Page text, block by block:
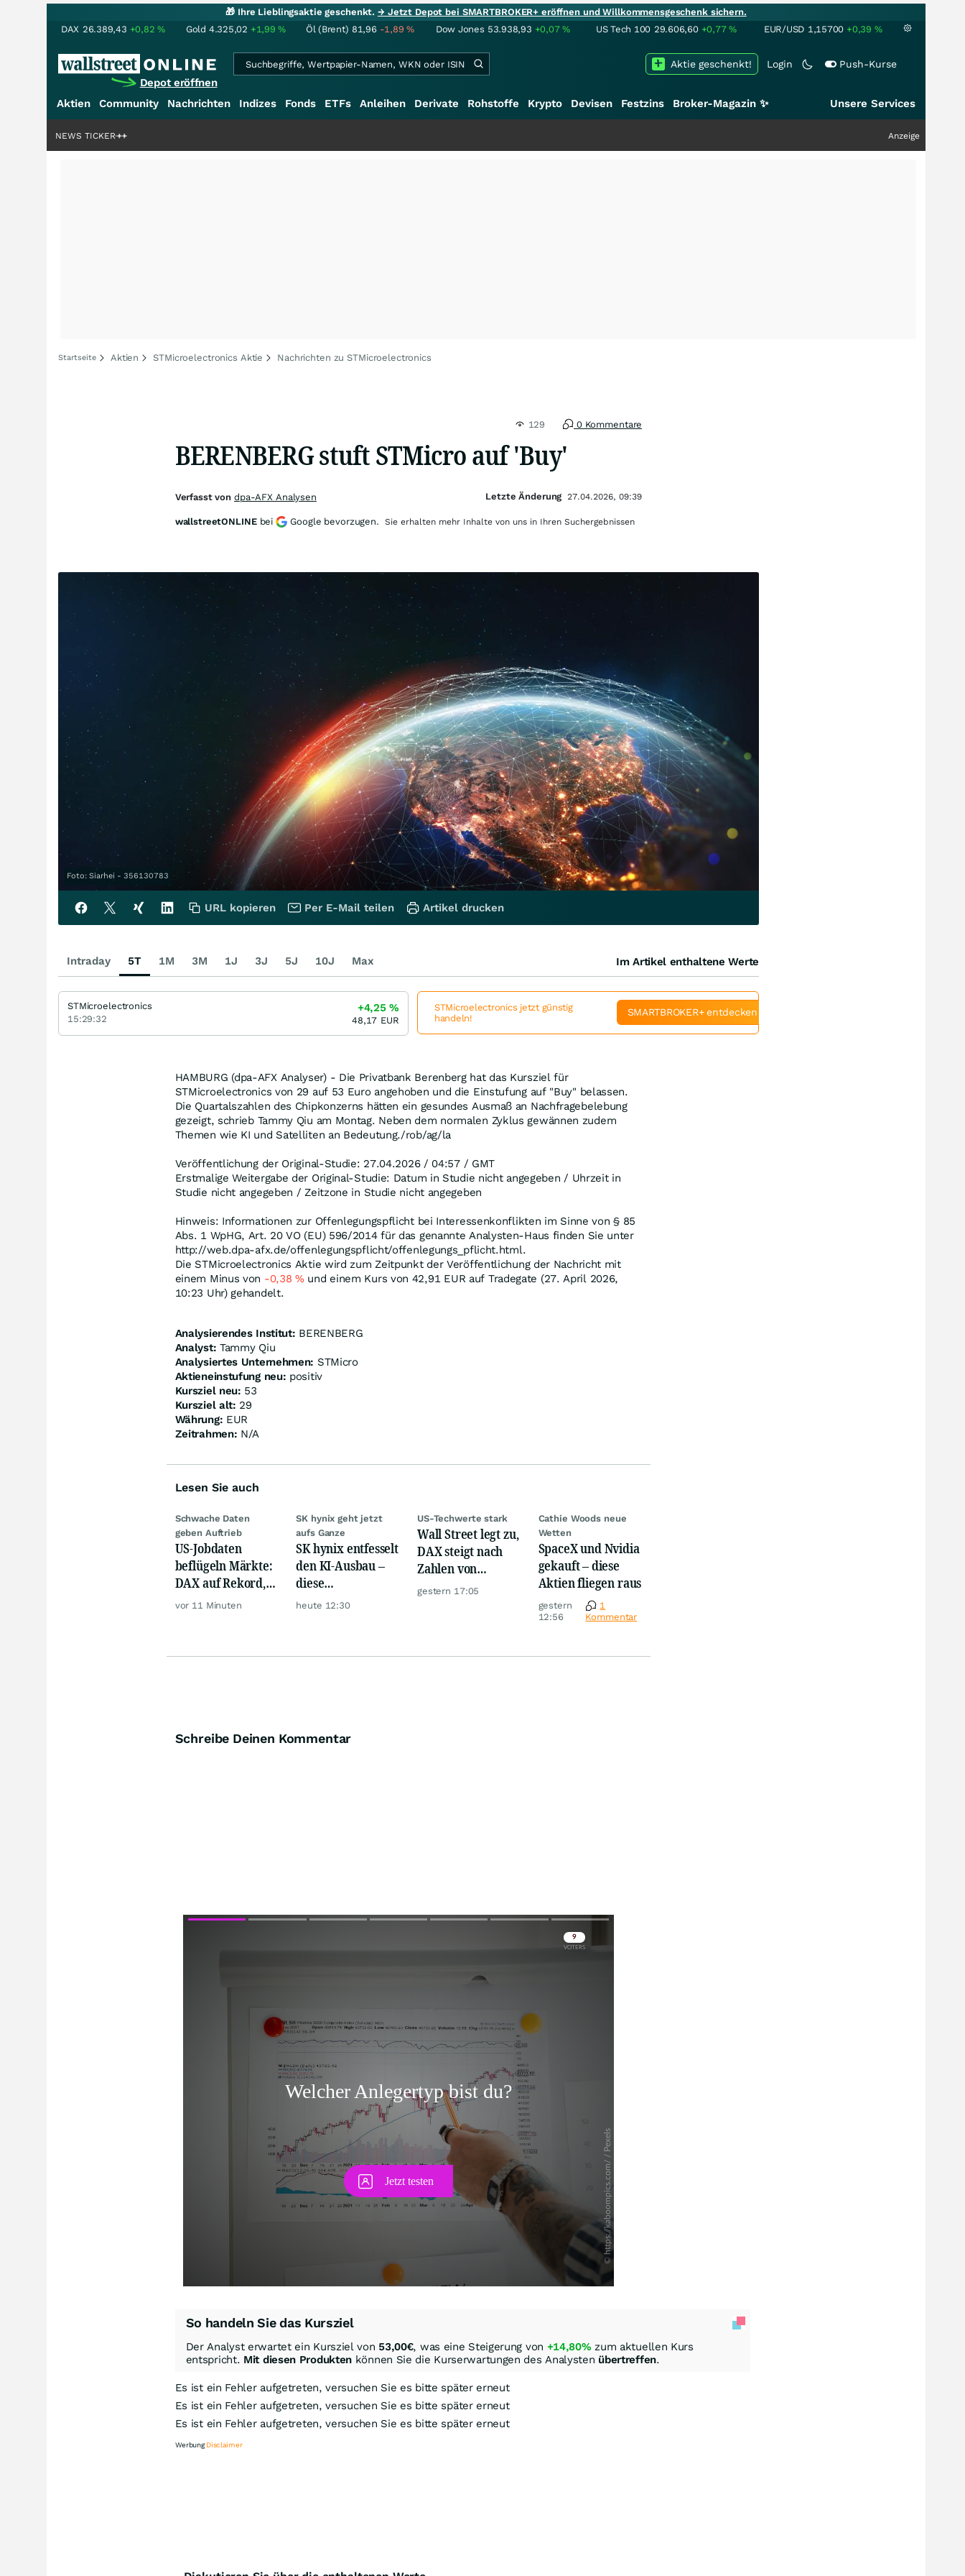
🎁 Ihre Lieblingsaktie geschenkt.→ Jetzt Depot bei SMARTBROKER+ eröffnen und Willkommensgeschenk sichern.
DAX 26.389,43 +0,82% Gold 4.325,02 +1,99% Öl (Brent) 81,96 -1,89% Dow Jones 53.938,93 +0,07% US Tech 100 29.606,60 +0,77% EUR/USD 1,15700 +0,39 %
Depot eröffnen
Login Push-Kurse
Aktie geschenkt!
Aktien Community Nachrichten Indizes Fonds ETFs Anleihen Derivate Rohstoffe Krypto Devisen Festzins Broker-Magazin ✨ Unsere Services
+++ Anzeige
NEWS TICKER
Startseite Aktien STMicroelectronics Aktie Nachrichten zu STMicroelectronics
129 0 Kommentare
BERENBERG stuft STMicro auf 'Buy'
Foto: Siarhei - 356130783
HAMBURG (dpa-AFX Analyser) - Die Privatbank Berenberg hat das Kursziel für
STMicroelectronics von 29 auf 53 Euro angehoben und die Einstufung auf "Buy" belassen.
Die Quartalszahlen des Chipkonzerns hätten ein gesundes Ausmaß an Nachfragebelebung
gezeigt, schrieb Tammy Qiu am Montag. Neben dem normalen Zyklus gewännen zudem
Themen wie KI und Satelliten an Bedeutung./rob/ag/la
Veröffentlichung der Original-Studie: 27.04.2026 / 04:57 / GMT
Erstmalige Weitergabe der Original-Studie: Datum in Studie nicht angegeben / Uhrzeit in
Studie nicht angegeben / Zeitzone in Studie nicht angegeben
Hinweis: Informationen zur Offenlegungspflicht bei Interessenkonflikten im Sinne von § 85
Abs. 1 WpHG, Art. 20 VO (EU) 596/2014 für das genannte Analysten-Haus finden Sie unter
http://web.dpa-afx.de/offenlegungspflicht/offenlegungs_pflicht.html.
Die STMicroelectronics Aktie wird zum Zeitpunkt der Veröffentlichung der Nachricht mit
einem Minus von -0,38%und einem Kurs von 42,91 EUR auf Tradegate (27. April 2026,
10:23 Uhr) gehandelt.
Analysierendes Institut: BERENBERG
Analyst: Tammy Qiu
Analysiertes Unternehmen: STMicro
Aktieneinstufung neu: positiv
Kursziel neu: 53
Kursziel alt: 29
Währung: EUR
Zeitrahmen: N/A
Lesen Sie auch
Schwache Daten
geben Auftrieb
US-Jobdaten
beflügeln Märkte:
DAX auf Rekord,
Gold hebt ab
vor 11 Minuten
SK hynix geht jetzt
aufs Ganze
SK hynix entfesselt
den KI-Ausbau –
diese
Milliardenwette ist
heute 12:30
US-Techwerte stark
Wall Street legt zu,
DAX steigt nach
Zahlen von
Telekom, Henkel
gestern 17:05
Cathie Woods neue
Wetten
SpaceX und Nvidia
gekauft – diese
Aktien fliegen raus
gestern
12:56
1
Kommentar
Schreibe Deinen Kommentar
So handeln Sie das Kursziel
Der Analyst erwartet ein Kursziel von 53,00€, was eine Steigerung von +14,80% zum aktuellen Kurs
entspricht. Mit diesen Produkten können Sie die Kurserwartungen des Analysten übertreffen.
Es ist ein Fehler aufgetreten, versuchen Sie es bitte später erneut
Es ist ein Fehler aufgetreten, versuchen Sie es bitte später erneut
Es ist ein Fehler aufgetreten, versuchen Sie es bitte später erneut
WerbungDisclaimer
Verfasst von dpa-AFX Analysen Letzte Änderung 27.04.2026, 09:39
wallstreetONLINE bei Google bevorzugen. Sie erhalten mehr Inhalte von uns in Ihren Suchergebnissen
URL kopieren Per E-Mail teilen Artikel drucken
Intraday 5T 1M 3M 1J 3J 5J 10J Max Im Artikel enthaltene Werte
STMicroelectronics
15:29:32
+4,25%
48,17 EUR
STMicroelectronics jetzt günstig
handeln!
SMARTBROKER+ entdecken